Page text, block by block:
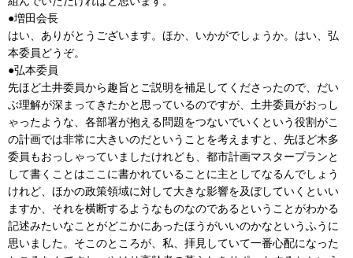
●増田会長
はい、ありがとうございます。ほか、いかがでしょうか。はい、弘
本委員どうぞ。
●弘本委員
先ほど土井委員から趣旨とご説明を補足してくださったので、だい
ぶ理解が深まってきたかと思っているのですが、土井委員がおっし
ゃったような、各部署が抱える問題をつないでいくという役割がこ
の計画では非常に大きいのだということを考えますと、先ほど木多
委員もおっしゃっていましたけれども、都市計画マスタープランと
して書くことはここに書かれていることに主としてなるんでしょう
けれど、ほかの政策領域に対して大きな影響を及ぼしていくといい
ますか、それを横断するようなものなのであるということがわかる
記述みたいなことがどこかにあったほうがいいのかなというふうに
思いました。そこのところが、私、拝見していて一番心配になった